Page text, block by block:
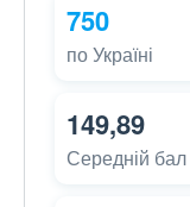
750
по Україні
149,89
Середній бал